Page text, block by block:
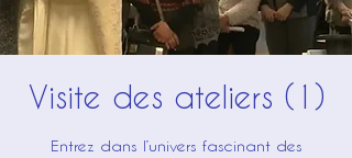
Visite des ateliers (1)
Entrez dans l’univers fascinant des